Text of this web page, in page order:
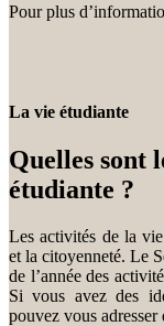
Pour plus
La vie étudiante
Quelles sont
étudiante ?
Les activités de la
et la citoyenneté. Le
de l’année des
Si vous avez des
pouvez vous adresser